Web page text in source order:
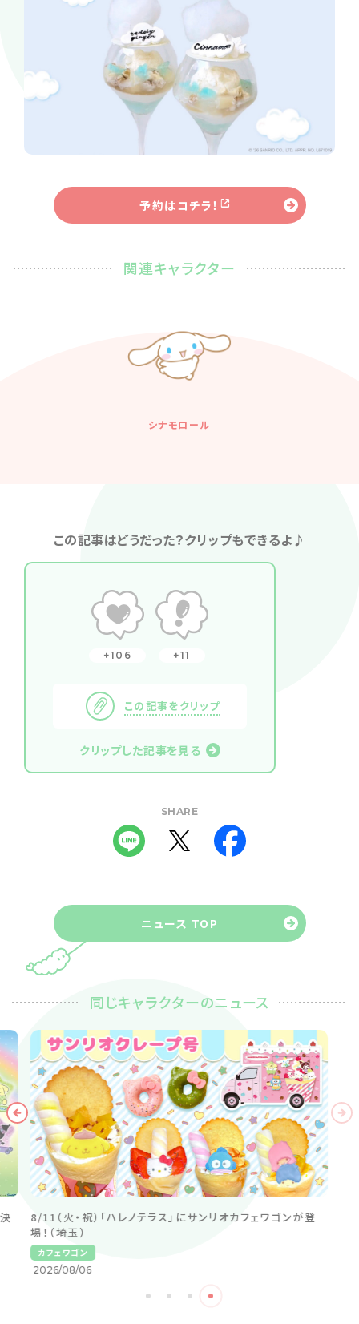
予約はコチラ！
関連キャラクター
シナモロール
この記事はどうだった？クリップもできるよ♪
106 11
この記事をクリップ
クリップした記事を見る
SHARE
ニュース TOP
同じキャラクターのニュース
8/11（火・祝）「ハレノテラス」にサンリオカフェワゴンが登
場！（埼玉）
カフェワゴン
2026/08/06